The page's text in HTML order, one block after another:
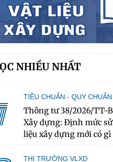
NHIỀU NHẤT
TIÊU CHUẨN - QUY CHUẨN
Thông tư 38/2026/TT-
Xây dựng: Định mức
liệu xây dựng mới có gì
THỊ TRƯỜNG VLXD